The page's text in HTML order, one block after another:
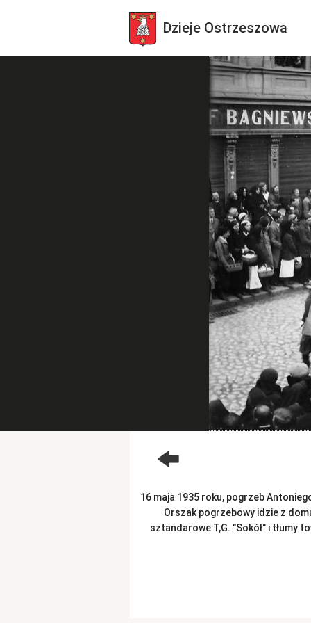
Dzieje Ostrzeszowa
16 maja 1935 roku, pogrzeb
Orszak pogrzebowy idzie z
sztandarowe T,G. "Sokół" i tłumy